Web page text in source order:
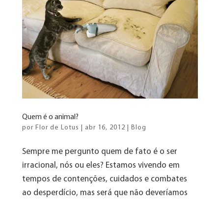
Quem é o animal?
por Flor de Lotus abr 16, 2012 Blog
Sempre me pergunto quem de fato é o ser
irracional, nós ou eles? Estamos vivendo em
tempos de contenções, cuidados e combates
ao desperdício, mas será que não deveríamos